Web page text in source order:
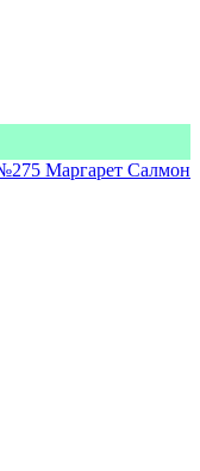
Маргарет Салмон